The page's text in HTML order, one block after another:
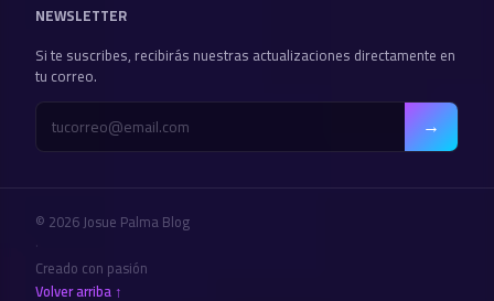
NEWSLETTER
Si te suscribes, recibirás nuestras actualizaciones directamente en
tu correo.
→
© 2026 Josue Palma Blog
·
Creado con pasión
Volver arriba ↑